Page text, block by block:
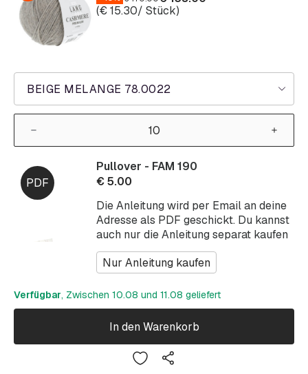
BEIGE MELANGE 78.0022
(€15.30/ Stück)
Die Anleitung wird per Email an deine
Adresse als PDF geschickt. Du kannst
auch nur die Anleitung separat kaufen
Nur Anleitung kaufen
Pullover - FAM 190
€5.00
Verfügbar, Zwischen 10.08 und 11.08 geliefert
In den Warenkorb